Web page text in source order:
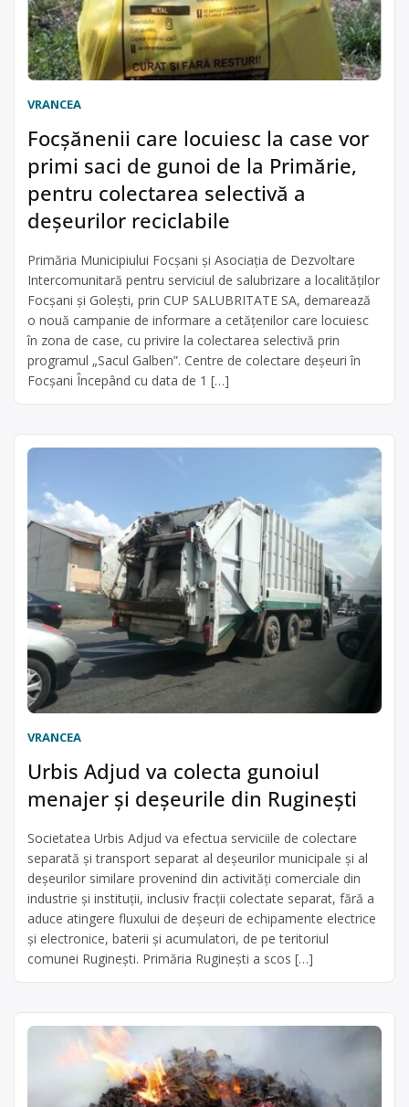
VRANCEA
Focșănenii care locuiesc la case vor
primi saci de gunoi de la Primărie,
pentru colectarea selectivă a
deşeurilor reciclabile
Primăria Municipiului Focșani și Asociația de Dezvoltare
Intercomunitară pentru serviciul de salubrizare a localităților
Focșani și Golești, prin CUP SALUBRITATE SA, demarează
o nouă campanie de informare a cetățenilor care locuiesc
în zona de case, cu privire la colectarea selectivă prin
programul „Sacul Galben”. Centre de colectare deşeuri în
Focșani Începând cu data de 1 […]
VRANCEA
Urbis Adjud va colecta gunoiul
menajer și deșeurile din Ruginești
Societatea Urbis Adjud va efectua serviciile de colectare
separată şi transport separat al deșeurilor municipale și al
deșeurilor similare provenind din activități comerciale din
industrie și instituții, inclusiv fracții colectate separat, fără a
aduce atingere fluxului de deșeuri de echipamente electrice
şi electronice, baterii şi acumulatori, de pe teritoriul
comunei Ruginești. Primăria Ruginești a scos […]